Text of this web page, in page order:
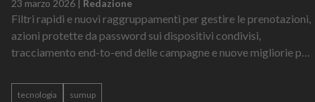
23 marzo 2026 | Redazione
Filtri rapidi e nuovi raggruppamenti per gestire le prenotazioni,
azioni protette da password sui dispositivi condivisi,
tracciamento end-to-end delle campagne e nuove migliorie per
tecnologia sumup